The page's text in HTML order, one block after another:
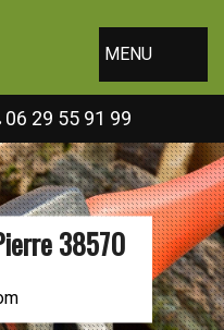
MENU
06 29 55 91 99
38570